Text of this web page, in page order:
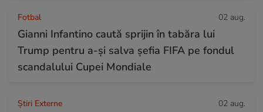
Fotbal 02 aug.
Gianni Infantino caută sprijin în tabăra lui
Trump pentru a-și salva șefia FIFA pe fondul
scandalului Cupei Mondiale
Știri Externe 02 aug.